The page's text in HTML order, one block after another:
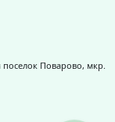
Поварово, мкр.